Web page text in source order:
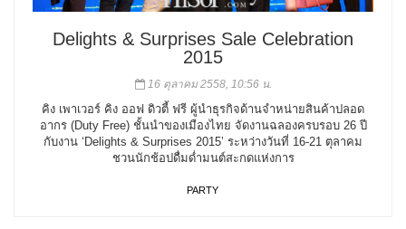
Delights & Surprises Sale Celebration
2015
16 ตุลาคม 2558, 10:56 น.
คิง เพาเวอร์ คิง ออฟ ดิวตี้ ฟรี ผู้นำธุรกิจด้านจำหน่ายสินค้าปลอด
อากร (Duty Free) ชั้นนำของเมืองไทย จัดงานฉลองครบรอบ 26 ปี
กับงาน ‘Delights & Surprises 2015’ ระหว่างวันที่ 16-21 ตุลาคม
ชวนนักช้อปดื่มด่ำมนต์สะกดแห่งการ
PARTY